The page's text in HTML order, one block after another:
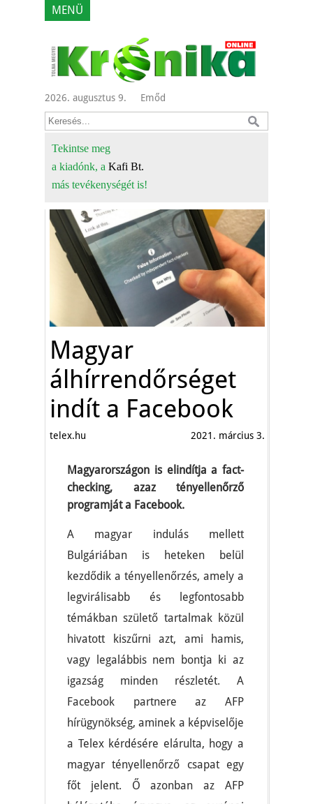
MENÜ
2026. augusztus 9. Emőd
Tekintse meg
a kiadónk, a Kafi Bt.
más tevékenységét is!
Magyar
álhírrendőrséget
indít a Facebook
telex.hu 2021. március 3.
Magyarországon is elindítja a fact-
checking, azaz tényellenőrző
programját a Facebook.
A magyar indulás mellett
Bulgáriában is heteken belül
kezdődik a tényellenőrzés, amely a
legvirálisabb és legfontosabb
témákban születő tartalmak közül
hivatott kiszűrni azt, ami hamis,
vagy legalábbis nem bontja ki az
igazság minden részletét. A
Facebook partnere az AFP
hírügynökség, aminek a képviselője
a Telex kérdésére elárulta, hogy a
magyar tényellenőrző csapat egy
főt jelent. Ő azonban az AFP